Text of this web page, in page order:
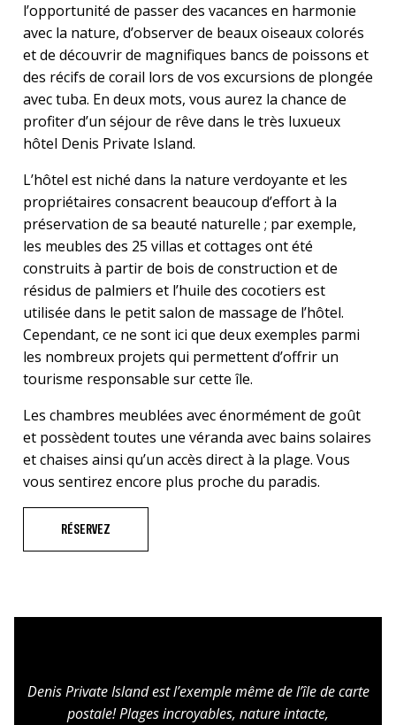
l’opportunité de passer des vacances en harmonie
avec la nature, d’observer de beaux oiseaux colorés
et de découvrir de magnifiques bancs de poissons et
des récifs de corail lors de vos excursions de plongée
avec tuba. En deux mots, vous aurez la chance de
profiter d’un séjour de rêve dans le très luxueux
hôtel Denis Private Island.
L’hôtel est niché dans la nature verdoyante et les
propriétaires consacrent beaucoup d’effort à la
préservation de sa beauté naturelle ; par exemple,
les meubles des 25 villas et cottages ont été
construits à partir de bois de construction et de
résidus de palmiers et l’huile des cocotiers est
utilisée dans le petit salon de massage de l’hôtel.
Cependant, ce ne sont ici que deux exemples parmi
les nombreux projets qui permettent d’offrir un
tourisme responsable sur cette île.
Les chambres meublées avec énormément de goût
et possèdent toutes une véranda avec bains solaires
et chaises ainsi qu’un accès direct à la plage. Vous
vous sentirez encore plus proche du paradis.
RÉSERVEZ
Denis Private Island est l’exemple même de l’île de carte
postale! Plages incroyables, nature intacte,